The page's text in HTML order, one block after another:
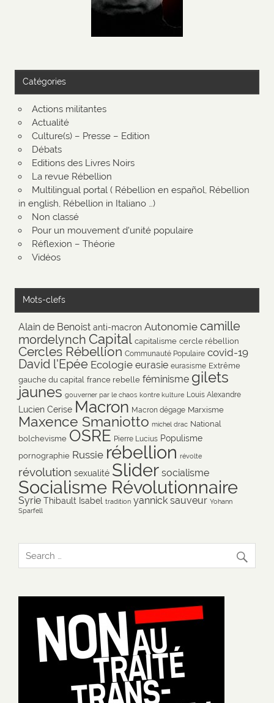
Catégories
Actions militantes
Actualité
Culture(s) – Presse – Edition
Débats
Editions des Livres Noirs
La revue Rébellion
Multilingual portal ( Rébellion en español, Rébellion
in english, Rébellion in Italiano …)
Non classé
Pour un mouvement d'unité populaire
Réflexion – Théorie
Vidéos
Mots-clefs
Alain de Benoist anti-macron Autonomie camille
mordelynch Capital capitalisme cercle rébellion
Cercles Rébellion Communauté Populaire covid-19
David l'Epée Ecologie eurasie eurasisme Extrême
gauche du capital france rebelle féminisme gilets
jaunes gouverner par le chaos kontre kulture Louis Alexandre
Lucien Cerise Macron Macron dégage Marxisme
Maxence Smaniotto michel drac National
bolchevisme OSRE Pierre Lucius Populisme
pornographie Russie rébellion révolte
révolution sexualité Slider socialisme
Socialisme Révolutionnaire
Syrie Thibault Isabel tradition yannick sauveur Yohann
Sparfell